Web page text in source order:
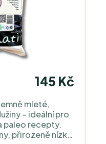
145 Kč
mleté,
– ideální pro
paleo recepty.
přirozeně nízký